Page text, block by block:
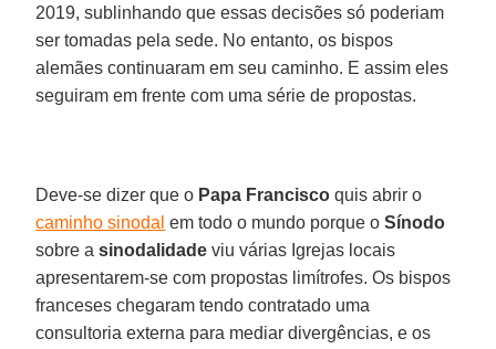
2019, sublinhando que essas decisões só poderiam
ser tomadas pela sede. No entanto, os bispos
alemães continuaram em seu caminho. E assim eles
seguiram em frente com uma série de propostas.
Deve-se dizer que o Papa Francisco quis abrir o
caminho sinodal em todo o mundo porque oSínodo
sobre asinodalidade viu várias Igrejas locais
apresentarem-se com propostas limítrofes. Os bispos
franceses chegaram tendo contratado uma
consultoria externa para mediar divergências, e os